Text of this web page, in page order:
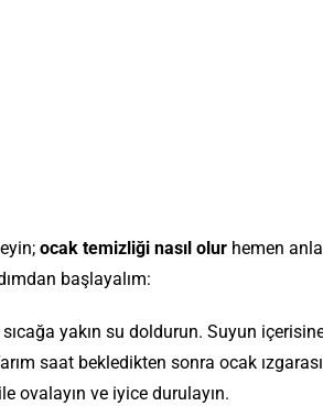
ocak temizliği nasıl olur hemen
başlayalım:
sıcağa yakın su doldurun. Suyun
saat bekledikten sonra ocak
ovalayın ve iyice durulayın.